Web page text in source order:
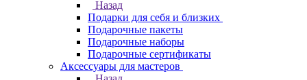
Назад
Подарки для себя и близких
Подарочные пакеты
Подарочные наборы
Подарочные сертификаты
Аксессуары для мастеров